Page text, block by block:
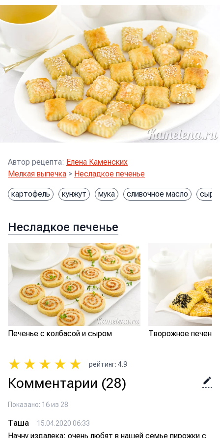
Автор рецепта: Елена Каменских
Мелкая выпечка > Несладкое печенье
картофель кунжут мука сливочное масло сыр
Несладкое печенье
Печенье с колбасой и сыром Творожное
★ ★ ★ ★ ★ рейтинг: 4.9
Комментарии (28)
Показано: 16 из 28
Таша 15.04.2020 06:33
Начну издалека: очень любят в нашей семье пирожки с